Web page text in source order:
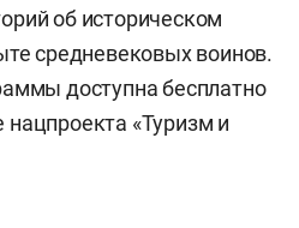
об историческом
средневековых воинов.
доступна бесплатно
«Туризм и